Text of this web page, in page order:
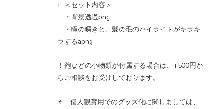
∟＜セット内容＞
・背景透過png
・瞳の瞬きと、髪の毛のハイライトがキラキ
ラするapng
！鞄などの小物類が付属する場合は、+500円か
らご相談をお受けしております。
🟇️ 個人観賞用でのグッズ化に関しましては、